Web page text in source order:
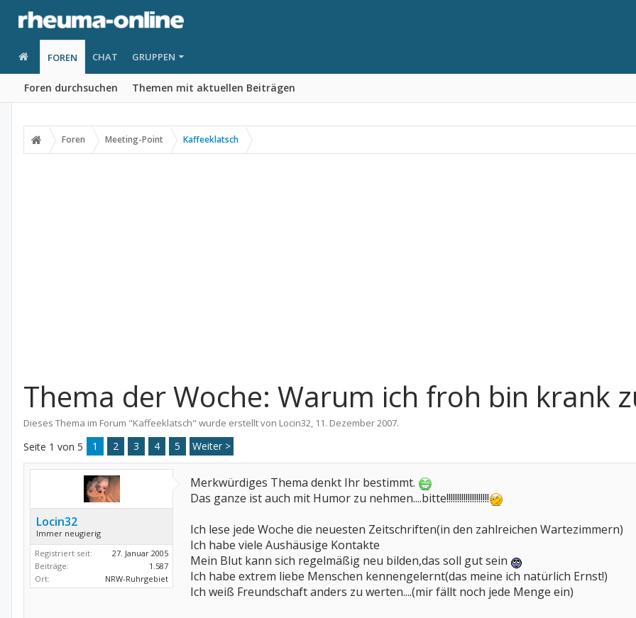
FOREN
Foren durchsuchen Themen mit aktuellen Beiträgen
CHAT GRUPPEN
Foren Meeting-Point Kaffeeklatsch
Thema der Woche: Warum ich froh bin krank
Dieses Thema im Forum "Kaffeeklatsch" wurde erstellt von Locin32, 11. Dezember 2007.
Seite 1 von 5 1 2 3 4 5 Weiter >
Locin32
Immer neugierig
Registriert seit:
27. Januar 2005
Beiträge:
1.587
Ort:
NRW-Ruhrgebiet
Merkwürdiges Thema denkt Ihr bestimmt.
Das ganze ist auch mit Humor zu nehmen....bitte!!!!!!!!!!!!!!!!!!!!
Ich lese jede Woche die neuesten Zeitschriften(in den zahlreichen Wartezimmern)
Ich habe viele Aushäusige Kontakte
Mein Blut kann sich regelmäßig neu bilden,das soll gut sein
Ich habe extrem liebe Menschen kennengelernt(das meine ich natürlich Ernst!)
Ich weiß Freundschaft anders zu werten....(mir fällt noch jede Menge ein)